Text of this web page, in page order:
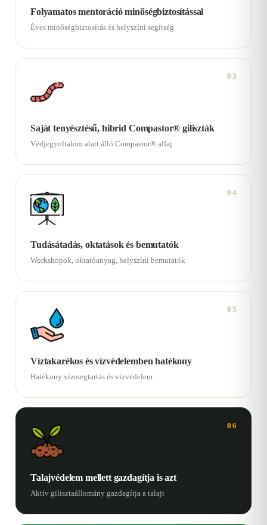
Folyamatos mentoráció minőségbiztosítással
Éves minőségbiztosítás és helyszíni segítség
03
Saját tenyésztésű, hibrid Compastor® giliszták
Védjegyoltalom alatt álló Compastor® alfaj
04
Tudásátadás, oktatások és bemutatók
Workshopok, oktatóanyag, helyszíni bemutatók
05
Víztakarékos és vízvédelemben hatékony
Hatékony vízmegtartás és vízvédelem
06
Talajvédelem mellett gazdagítja is azt
Aktív gilisztaállomány gazdagítja a talajt